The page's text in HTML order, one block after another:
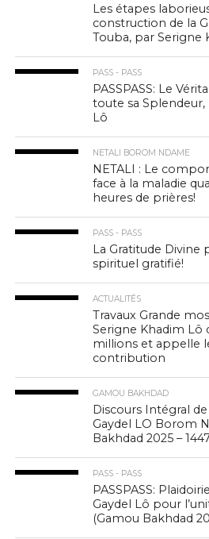
Les étapes
construction de la
Touba, par Serigne
PASS - PASS
PASSPASS: Le
toute sa
Lô
NETALI BOROM NDAME
NETALI : Le
face à la maladie
heures de prières!
PASS - PASS
La Gratitude Divine
spirituel gratifié!
ACTUALITÉS
Travaux Grande
Serigne Khadim Lô
millions et appelle
contribution
GAMOU BAKHDAD
Discours Intégral
Gaydel LO Borom
Bakhdad 2025 –
PASS - PASS
PASSPASS:
Gaydel Lô pour
(Gamou Bakhdad